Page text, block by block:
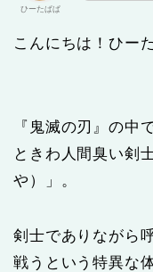
ひーたぱぱ
こんにちは！ひー
『鬼滅の刃』の中
ときわ人間臭い剣
や）」。
剣士でありながら
戦うという特異な体